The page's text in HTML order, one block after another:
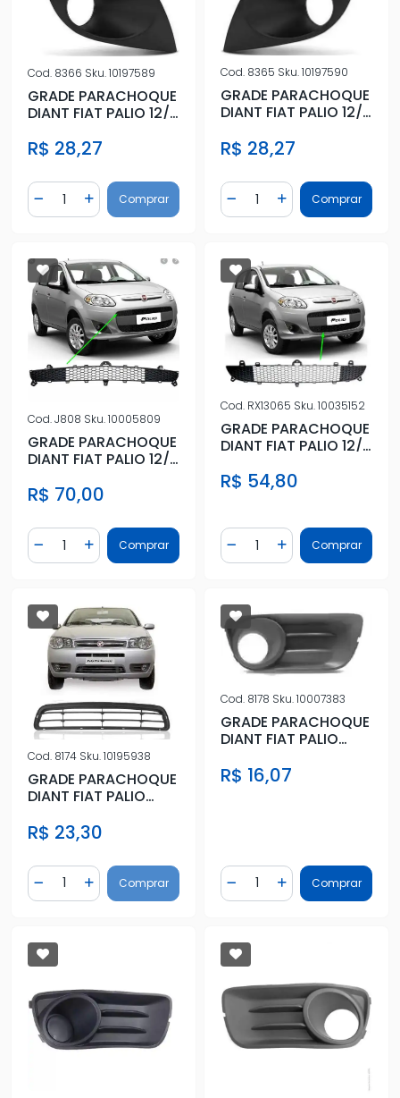
Cod. 8366 Sku.10197589
GRADE PARACHOQUE
DIANT FIAT PALIO 12/
R$ 28,27
Diminuir Quantidade
Quantidade
Adicionar Quantidade
Comprar
Cod. 8365 Sku.10197590
GRADE PARACHOQUE
DIANT FIAT PALIO 12/
R$ 28,27
Diminuir Quantidade
Quantidade
AdicionarComprar
Cod.J808 Sku.10005809
GRADE PARACHOQUE
DIANT FIAT PALIO 12/
R$ 70,00
Diminuir Quantidade
Quantidade
Adicionar Quantidade
Comprar
Cod. RX13065 Sku.10035152
GRADE PARACHOQUE
DIANT FIAT PALIO 12/
R$ 54,80
Diminuir Quantidade
Quantidade
AdicionarComprar
Cod. 8174 Sku.10195938
GRADE PARACHOQUE
DIANT FIAT PALIO
CENTRAL
R$ 23,30
Diminuir Quantidade
Quantidade
Adicionar Quantidade
Comprar
Cod. 8178 Sku.10007383
GRADE PARACHOQUE
DIANT FIAT PALIO
FAROLET
R$ 16,07
Diminuir Quantidade
Quantidade
AdicionarComprar